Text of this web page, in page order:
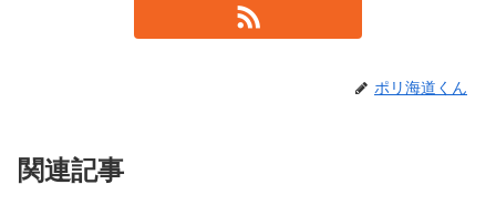
ポリ海道くん
関連記事